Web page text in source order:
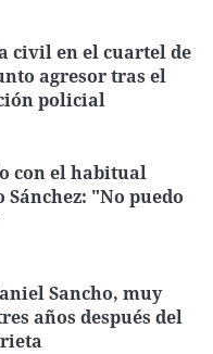
civil en el cuartel de
agresor tras el
policial
con el habitual
"No puedo
Sancho, muy
años después del